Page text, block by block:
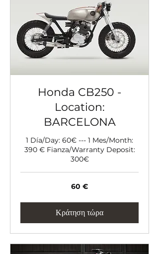
Honda CB250 -
Location:
BARCELONA
1 Día/Day: 60€ --- 1 Mes/Month:
390 € Fianza/Warranty Deposit:
300€
60 €
Κράτηση τώρα